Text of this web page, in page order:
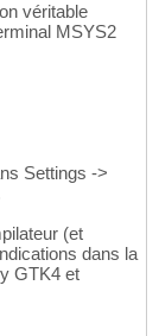
véritable
MSYS2
Settings ->
(et
dans la
GTK4 et